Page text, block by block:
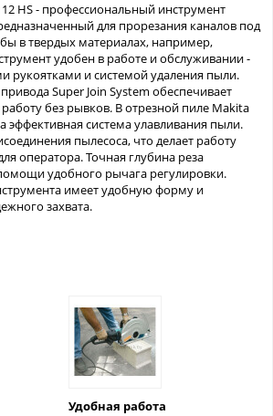
HS - профессиональный инструмент
для прорезания каналов под
в твердых материалах, например,
удобен в работе и обслуживании -
рукоятками и системой удаления пыли.
Super Join System обеспечивает
без рывков. В отрезной пиле Makita
эффективная система улавливания пыли.
пылесоса, что делает работу
оператора. Точная глубина реза
удобного рычага регулировки.
имеет удобную форму и
захвата.
Удобная работа